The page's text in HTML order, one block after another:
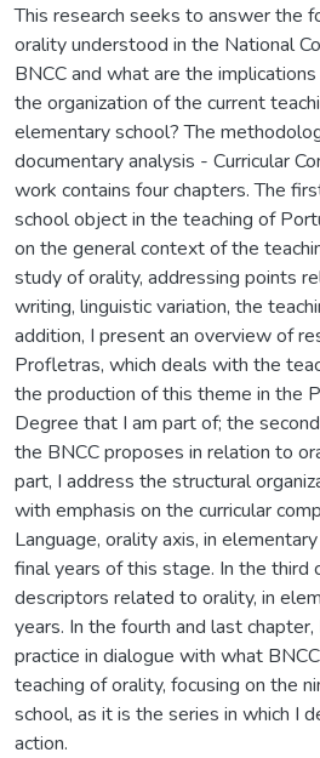
This research seeks to answer the
orality understood in the National
BNCC and what are the
the organization of the current
elementary school? The
documentary analysis - Curricular
work contains four chapters. The
school object in the teaching of
on the general context of the
study of orality, addressing points
writing, linguistic variation, the
addition, I present an overview of
Profletras, which deals with the
the production of this theme in the
Degree that I am part of; the
the BNCC proposes in relation to
part, I address the structural
with emphasis on the curricular
Language, orality axis, in
final years of this stage. In the third
descriptors related to orality, in
years. In the fourth and last
practice in dialogue with what
teaching of orality, focusing on the
school, as it is the series in which I
action.